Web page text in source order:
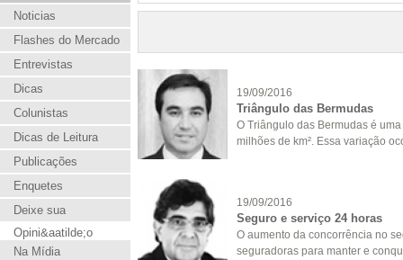
Noticias
Flashes do Mercado
Entrevistas
Dicas
Colunistas
Dicas de Leitura
Publicações
Enquetes
Deixe sua
Opini&aatilde;o
Na Mídia
19/09/2016
Triângulo das Bermudas
O Triângulo das Bermudas é
milhões de km². Essa variação
19/09/2016
Seguro e serviço 24 horas
O aumento da concorrência no
seguradoras para manter e